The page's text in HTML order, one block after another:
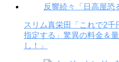
スリム真栄田「これで2千
指定する」驚異の料金＆
し！」